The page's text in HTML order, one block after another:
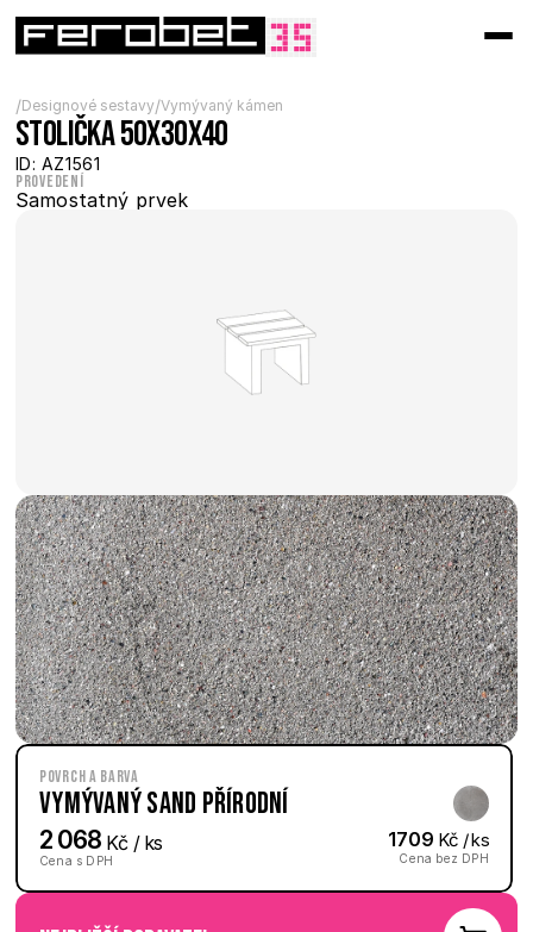
/Designové sestavy/Vymývaný kámen
Stolička 50x30x40
ID: AZ1561
Provedení
Samostatný prvek
Povrch a barva
Vymývaný Sand přírodní
2 068 Kč / ks
Cena s DPH
1709 Kč / ks
Cena bez DPH